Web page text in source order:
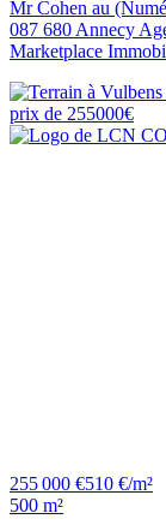
Mr Cohen au
087 680 Annecy
Marketplace
255 000 €510 €/m²
500 m²